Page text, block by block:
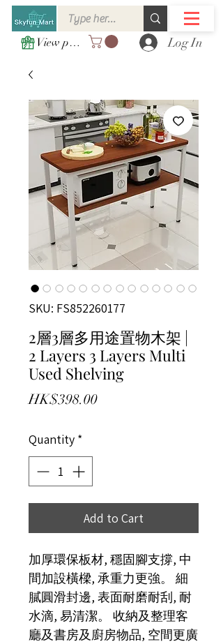
View points Log In
SKU: FS852260177
2層3層多用途置物木架 |
2 Layers 3 Layers Multi
Used Shelving
HK$398.00Price
Quantity *
Add to Cart
加厚環保板材, 穩固腳支撐, 中
間加設橫樑, 承重力更強。 細
膩圓滑封邊, 表面耐磨耐刮, 耐
水滴, 易清潔。 收納及整理客
廳及書房及廚房物品, 空間更廣